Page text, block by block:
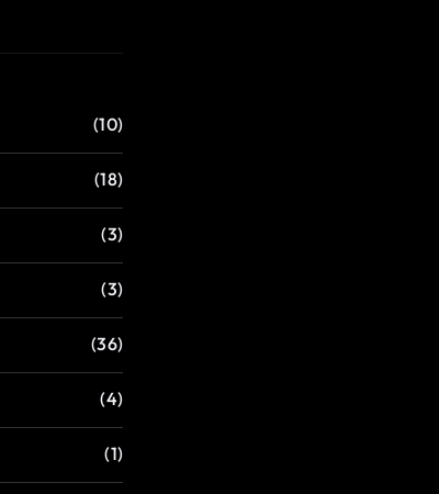
(10)
(18)
(3)
(3)
(36)
(4)
(1)